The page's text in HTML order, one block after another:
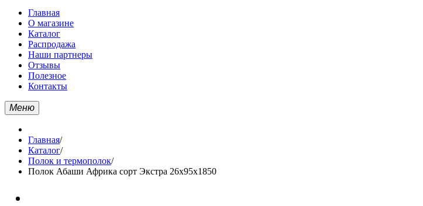
Главная
О магазине
Каталог
Распродажа
Наши партнеры
Отзывы
Полезное
Контакты
Меню
Главная/
Каталог/
Полок и термополок/
Полок Абаши Африка сорт Экстра 26х95х1850